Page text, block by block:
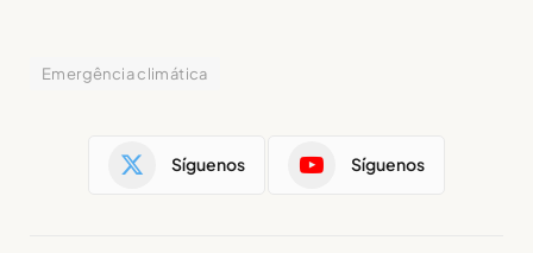
Emergência climática
Síguenos Síguenos